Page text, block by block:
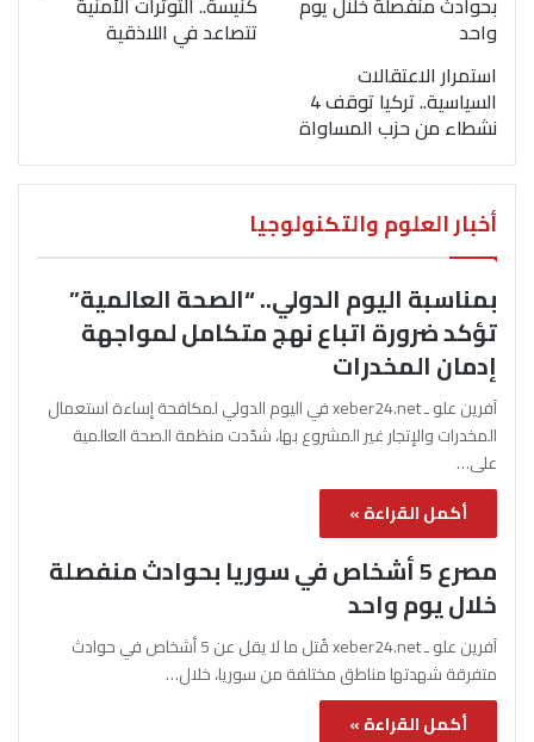
واحد
تتصاعد في اللاذقية
استمرار الاعتقالات
السياسية.. تركيا توقف 4
نشطاء من حزب المساواة
أخبار العلوم والتكنولوجيا
بمناسبة اليوم الدولي.. “الصحة العالمية”
تؤكد ضرورة اتباع نهج متكامل لمواجهة
إدمان المخدرات
آفرين علو ـ xeber24.net في اليوم الدولي لمكافحة إساءة استعمال
المخدرات والإتجار غير المشروع بها، شدّدت منظمة الصحة العالمية
على…
أكمل القراءة »
مصرع 5 أشخاص في سوريا بحوادث منفصلة
خلال يوم واحد
آفرين علو ـ xeber24.net قُتل ما لا يقل عن 5 أشخاص في حوادث
متفرقة شهدتها مناطق مختلفة من سوريا، خلال…
أكمل القراءة »